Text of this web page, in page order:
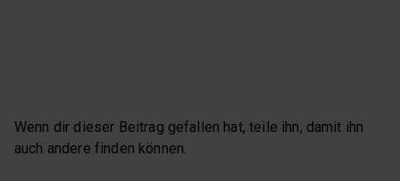
Wenn dir dieser Beitrag gefallen hat, teile ihn, damit ihn
auch andere finden können.